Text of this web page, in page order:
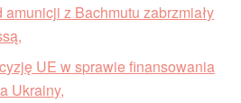
amunicji z Bachmutu zabrzmiały
UE w sprawie finansowania
Ukrainy,